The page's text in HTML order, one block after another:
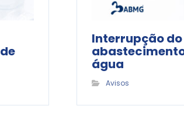
Interrupção
água
Avisos